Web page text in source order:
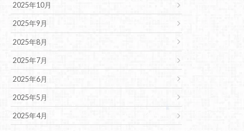
2025年10月
2025年9月
2025年8月
2025年7月
2025年6月
2025年5月
2025年4月